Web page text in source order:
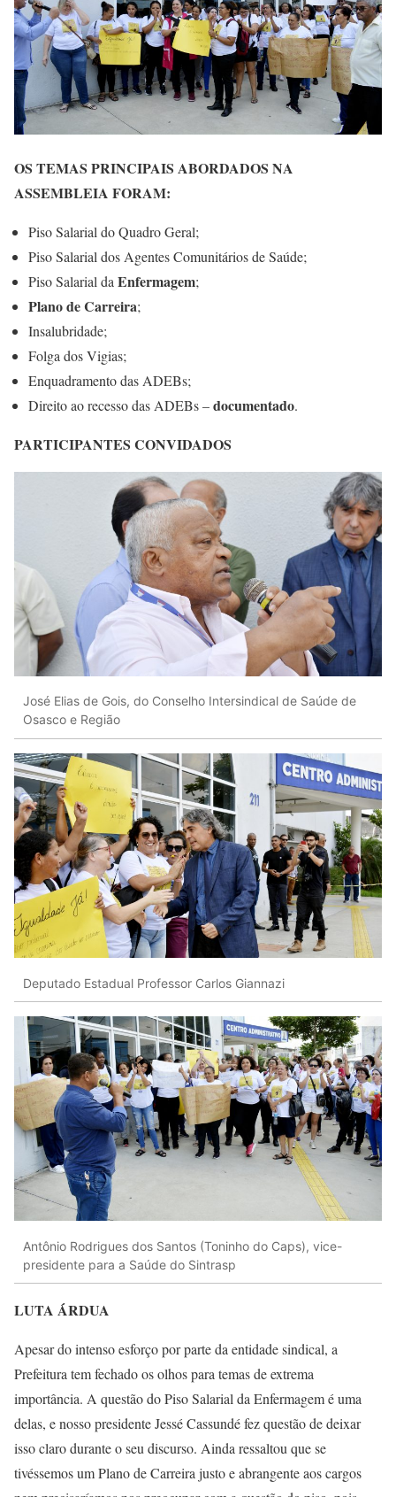
OS TEMAS PRINCIPAIS ABORDADOS NA
ASSEMBLEIA FORAM:
Piso Salarial do Quadro Geral;
Piso Salarial dos Agentes Comunitários de Saúde;
Piso Salarial daEnfermagem;
Plano de Carreira;
Insalubridade;
Folga dos Vigias;
Enquadramento das ADEBs;
Direito ao recesso das ADEBs –documentado.
PARTICIPANTES CONVIDADOS
José Elias de Gois, do Conselho Intersindical de Saúde de
Osasco e Região
Deputado Estadual Professor Carlos Giannazi
Antônio Rodrigues dos Santos (Toninho do Caps), vice-
presidente para a Saúde do Sintrasp
LUTA ÁRDUA
Apesar do intenso esforço por parte da entidade sindical, a
Prefeitura tem fechado os olhos para temas de extrema
importância. A questão do Piso Salarial da Enfermagem é uma
delas, e nosso presidente Jessé Cassundé fez questão de deixar
isso claro durante o seu discurso. Ainda ressaltou que se
tivéssemos um Plano de Carreira justo e abrangente aos cargos